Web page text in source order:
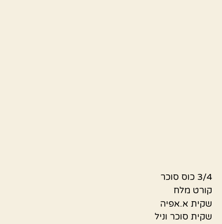
3/4 כוס סוכר
קורט מלח
שקית א.אפיה
שקית סוכר וניל